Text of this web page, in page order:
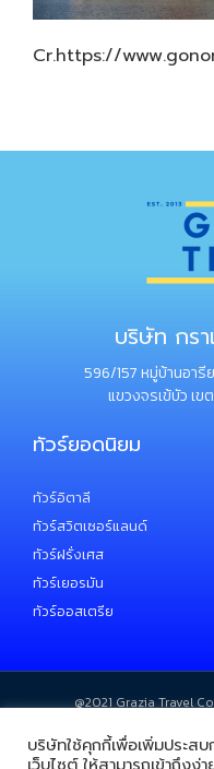
Cr.https://
บริษัท กรา
596/157 หมู่บ้านอารี
แขวงจรเข้บัว เ
ทัวร์ยอดนิยม
ทัวร์อิตาลี
ทัวร์สวิตเซอร์แลนด์
ทัวร์ฝรั่งเศส
ทัวร์เยอรมัน
ทัวร์ออสเตรีย
@2021 ​Grazia Travel
บริษัทใช้คุกกี้เพื่อเพิ่มประส